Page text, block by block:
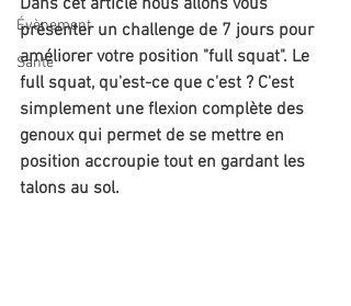
Évènement
Santé
Dans cet article nous allons vous
présenter un challenge de 7 jours pour
améliorer votre position "full squat". Le
full squat, qu'est-ce que c'est ? C'est
simplement une flexion complète des
genoux qui permet de se mettre en
position accroupie tout en gardant les
talons au sol.